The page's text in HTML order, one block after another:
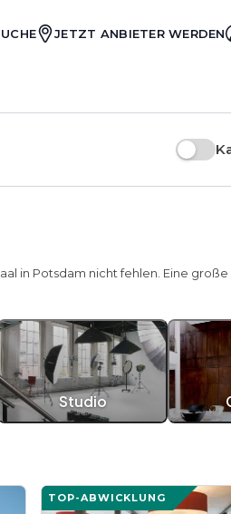
JETZT ANBIETER WERDEN
in Potsdam nicht fehlen. Eine große
Studio
TOP-ABWICKLUNG